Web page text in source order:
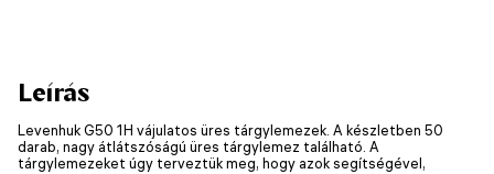
Leírás
Levenhuk G50 1H vájulatos üres tárgylemezek. A készletben 50
darab, nagy átlátszóságú üres tárgylemez található. A
tárgylemezeket úgy terveztük meg, hogy azok segítségével,